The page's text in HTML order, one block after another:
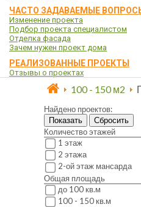
ЧАСТО ЗАДАВАЕМЫЕ
Изменение проекта
Подбор проекта специалистом
Отделка фасада
Зачем нужен проект дома
РЕАЛИЗОВАННЫЕ ПРОЕКТЫ
Отзывы о проектах
100 - 150 м2
Найдено проектов:
Показать Сбросить
Количество этажей
1 этаж
2 этажа
2-ой этаж мансарда
Общая площадь
до 100 кв.м
100 - 150 кв.м